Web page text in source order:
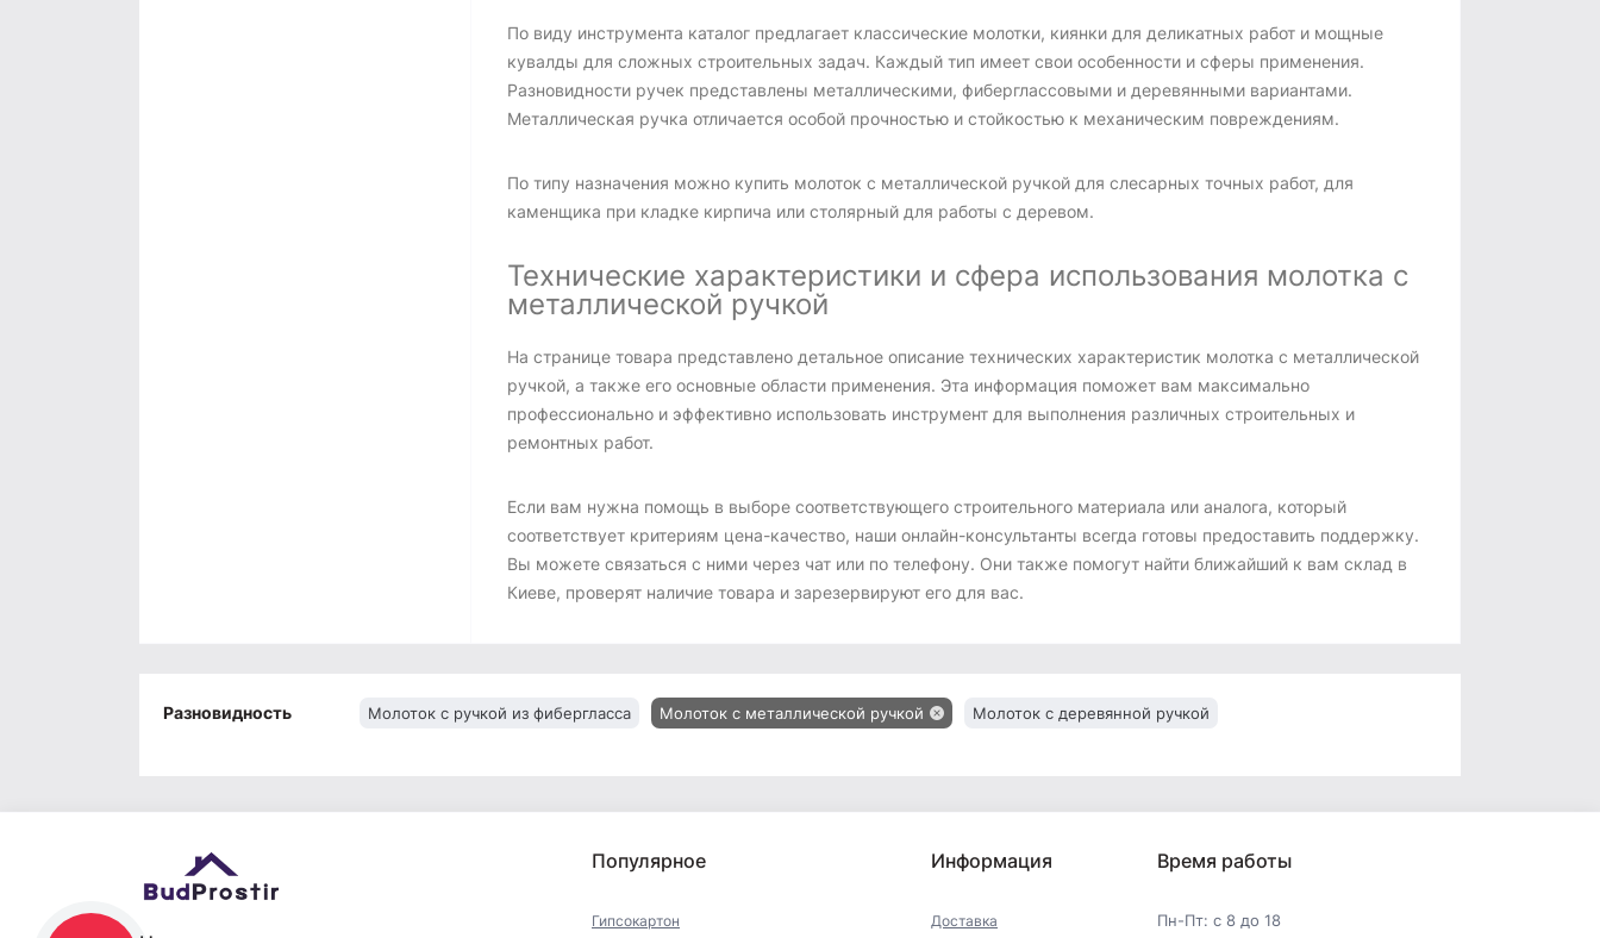
По виду инструмента каталог предлагает классические молотки, киянки для деликатных работ и мощные
кувалды для сложных строительных задач. Каждый тип имеет свои особенности и сферы применения.
Разновидности ручек представлены металлическими, фиберглассовыми и деревянными вариантами.
Металлическая ручка отличается особой прочностью и стойкостью к механическим повреждениям.
По типу назначения можно купить молоток с металлической ручкой для слесарных точных работ, для
каменщика при кладке кирпича или столярный для работы с деревом.
Технические характеристики и сфера использования молотка с
металлической ручкой
На странице товара представлено детальное описание технических характеристик молотка с металлической
ручкой, а также его основные области применения. Эта информация поможет вам максимально
профессионально и эффективно использовать инструмент для выполнения различных строительных и
ремонтных работ.
Если вам нужна помощь в выборе соответствующего строительного материала или аналога, который
соответствует критериям цена-качество, наши онлайн-консультанты всегда готовы предоставить поддержку.
Вы можете связаться с ними через чат или по телефону. Они также помогут найти ближайший к вам склад в
Киеве, проверят наличие товара и зарезервируют его для вас.
Разновидность Молоток с ручкой из фибергласса Молоток с металлической ручкой Молоток с деревянной ручкой
Популярное
Гипсокартон
Информация
Доставка
Время работы
Пн-Пт: с 8 до 18